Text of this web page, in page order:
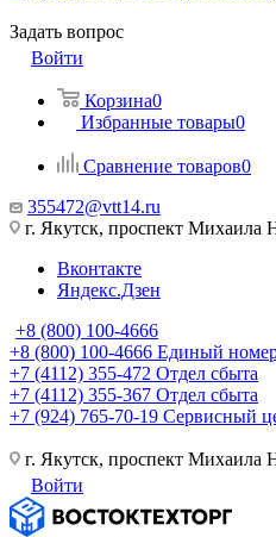
Задать вопрос
Войти
Корзина0
Избранные товары0
Сравнение товаров0
355472@vtt14.ru
г. Якутск, проспект Михаила
Вконтакте
Яндекс.Дзен
+8 (800) 100-4666
+8 (800) 100-4666 Единый
+7 (4112) 355-472 Отдел сбыта
+7 (4112) 355-367 Отдел сбыта
+7 (924) 765-70-19 Сервисный
г. Якутск, проспект Михаила
Войти